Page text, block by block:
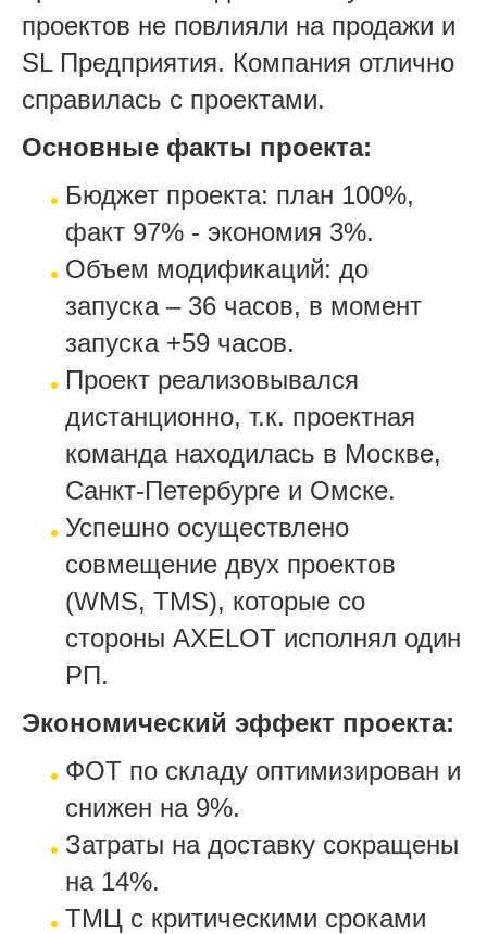
проектов не повлияли на продажи и
SL Предприятия. Компания отлично
справилась с проектами.
Основные факты проекта:
Бюджет проекта: план 100%,
факт 97% - экономия 3%.
Объем модификаций: до
запуска – 36 часов, в момент
запуска +59 часов.
Проект реализовывался
дистанционно, т.к. проектная
команда находилась в Москве,
Санкт-Петербурге и Омске.
Успешно осуществлено
совмещение двух проектов
(WMS, TMS), которые со
стороны AXELOT исполнял один
РП.
Экономический эффект проекта:
ФОТ по складу оптимизирован и
снижен на 9%.
Затраты на доставку сокращены
на 14%.
ТМЦ с критическими сроками